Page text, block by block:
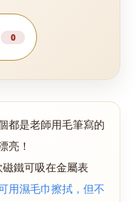
0
都是老師用毛筆寫的
亮！
鐵可吸在金屬表
用濕毛巾擦拭，但不